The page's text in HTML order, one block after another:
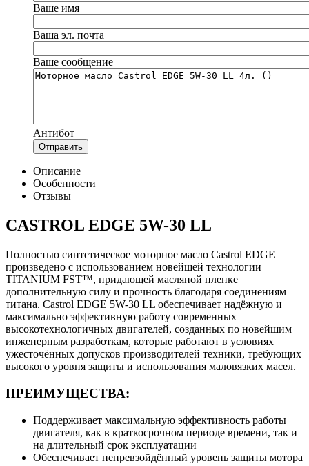
Ваше имя
Ваша эл. почта
Ваше сообщение
Антибот
Отправить
Описание
Особенности
Отзывы
CASTROL EDGE 5W-30 LL
Полностью синтетическое моторное масло Castrol EDGE
произведено с использованием новейшей технологии
TITANIUM FST™, придающей масляной пленке
дополнительную силу и прочность благодаря соединениям
титана. Castrol EDGE 5W-30 LL обеспечивает надёжную и
максимально эффективную работу современных
высокотехнологичных двигателей, созданных по новейшим
инженерным разработкам, которые работают в условиях
ужесточённых допусков производителей техники, требующих
высокого уровня защиты и использования маловязких масел.
ПРЕИМУЩЕСТВА:
Поддерживает максимальную эффективность работы
двигателя, как в краткосрочном периоде времени, так и
на длительный срок эксплуатации
Обеспечивает непревзойдённый уровень защиты мотора